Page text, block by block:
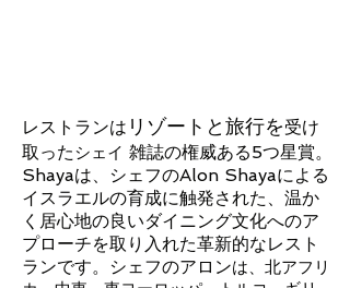
レストランは リゾートと旅行を受け
取ったシェイ 雑誌の権威ある5つ星賞。
Shayaは、シェフのAlon Shayaによる
イスラエルの育成に触発された、温か
く居心地の良いダイニング文化へのア
プローチを取り入れた革新的なレスト
ランです。シェフのアロンは、北アフリ